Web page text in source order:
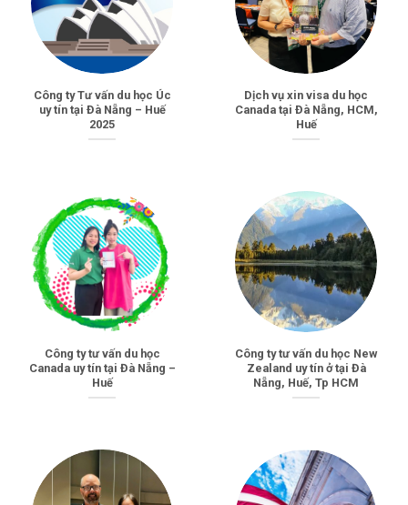
Công ty Tư vấn du học Úc
uy tín tại Đà Nẵng – Huế
2025
Dịch vụ xin visa du học
Canada tại Đà Nẵng, HCM,
Huế
Công ty tư vấn du học
Canada uy tín tại Đà Nẵng –
Huế
Công ty tư vấn du học New
Zealand uy tín ở tại Đà
Nẵng, Huế, Tp HCM